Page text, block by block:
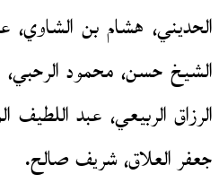
الحديني، هشام بن
الشيخ حسن، محمود
الرزاق الربيعي، عبد اللطيف
جعفر العلاق، شريف صالح.